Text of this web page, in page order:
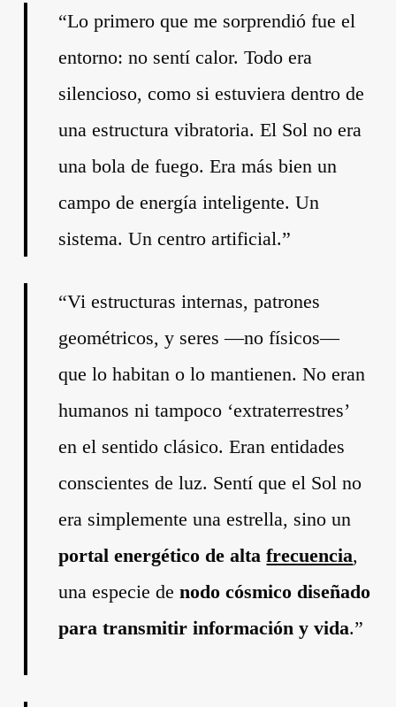
“Lo primero que me sorprendió fue el
entorno: no sentí calor. Todo era
silencioso, como si estuviera dentro de
una estructura vibratoria. El Sol no era
una bola de fuego. Era más bien un
campo de energía inteligente. Un
sistema. Un centro artificial.”
“Vi estructuras internas, patrones
geométricos, y seres —no físicos—
que lo habitan o lo mantienen. No eran
humanos ni tampoco ‘extraterrestres’
en el sentido clásico. Eran entidades
conscientes de luz. Sentí que el Sol no
era simplemente una estrella, sino un
portal energético de altafrecuencia,
una especie denodo cósmico diseñado
para transmitir información y vida.”